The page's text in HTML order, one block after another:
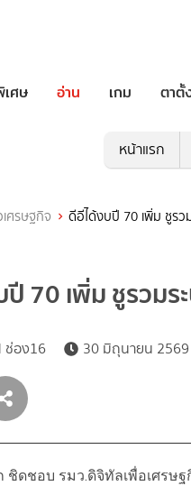
ศษ อ่าน เกม ตาตั้
หน้าแรก
เศรษฐกิจ ดีอีได้งบปี 70 เพิ่ม ชูร
70 เพิ่ม ชูรวม
ช่อง16 30 มิถุนายน
ชิดชอบ รมว.ดิจิทัลเพื่อเศรษ